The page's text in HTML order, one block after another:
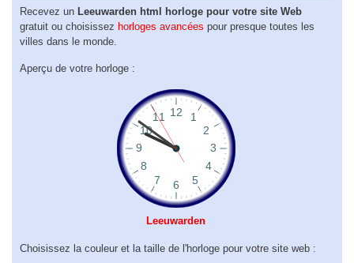
Recevez un Leeuwarden html horloge pour votre site Web
gratuit ou choisissez horloges avancées pour presque toutes les
villes dans le monde.
Aperçu de votre horloge :
Leeuwarden
Choisissez la couleur et la taille de l'horloge pour votre site web :